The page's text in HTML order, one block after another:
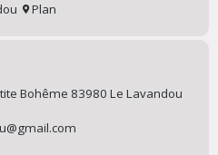
Plan
Bohême 83980 Le Lavandou